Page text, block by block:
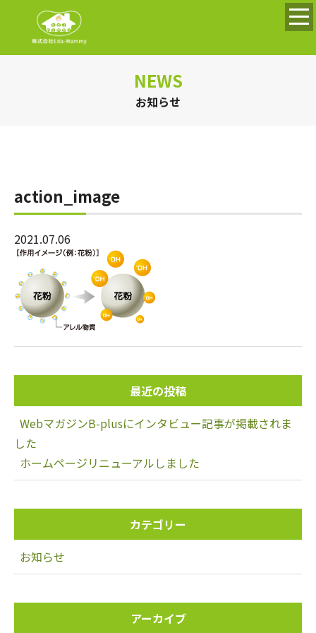
NEWS
お知らせ
action_image
2021.07.06
最近の投稿
WebマガジンB-plusにインタビュー記事が掲載されま
した
ホームページリニューアルしました
カテゴリー
お知らせ
アーカイブ